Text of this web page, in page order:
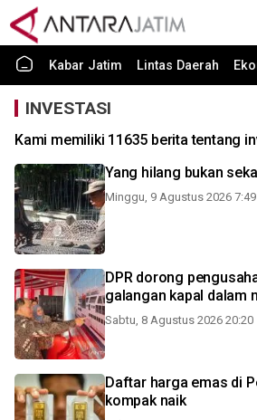
Kabar Jatim Lintas Daerah
INVESTASI
Kami memiliki 11635 berita tentang
Yang hilang bukan
Minggu, 9 Agustus 2026 7:49
DPR dorong
galangan kapal dalam
Sabtu, 8 Agustus 2026 20:20
Daftar harga emas di
kompak naik